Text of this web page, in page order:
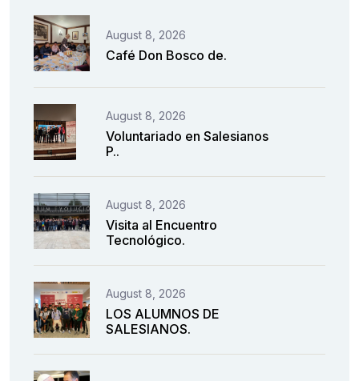
August 8, 2026
Café Don Bosco de.
August 8, 2026
Voluntariado en Salesianos
P..
August 8, 2026
Visita al Encuentro
Tecnológico.
August 8, 2026
LOS ALUMNOS DE
SALESIANOS.